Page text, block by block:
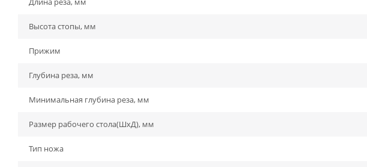
Высота стопы, мм
Прижим
Глубина реза, мм
Минимальная глубина реза, мм
Размер рабочего стола(ШхД), мм
Тип ножа